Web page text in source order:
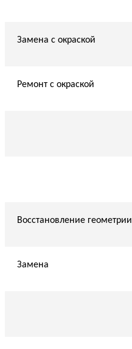
Замена с окраской
Ремонт с окраской
Восстановление геометрии
Замена